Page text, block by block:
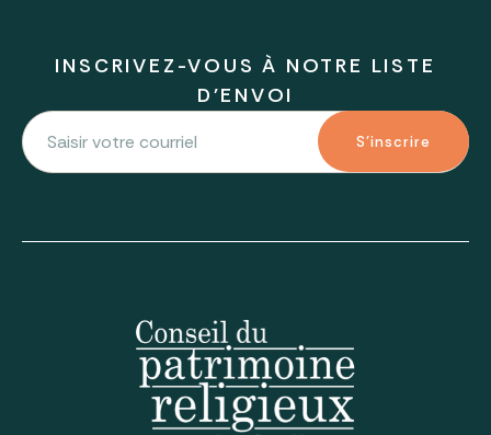
INSCRIVEZ-VOUS À NOTRE LISTE
D'ENVOI
S'inscrire